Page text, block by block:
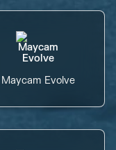
Maycam Evolve